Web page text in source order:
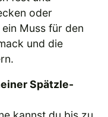
oder
Muss für den
und die
Spätzle-